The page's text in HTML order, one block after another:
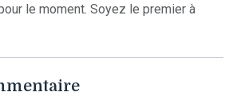
le moment. Soyez le premier à